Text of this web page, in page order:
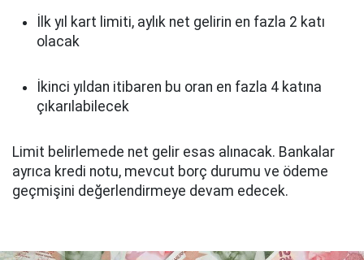
İlk yıl kart limiti, aylık net gelirin en fazla 2 katı
olacak
İkinci yıldan itibaren bu oran en fazla 4 katına
çıkarılabilecek
Limit belirlemede net gelir esas alınacak. Bankalar
ayrıca kredi notu, mevcut borç durumu ve ödeme
geçmişini değerlendirmeye devam edecek.